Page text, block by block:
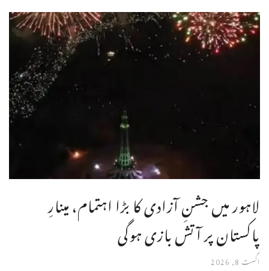
لاہور میں جشنِ آزادی کا بڑا اہتمام، مینارِ
پاکستان پر آتش بازی ہوگی
اگست 8, 2026